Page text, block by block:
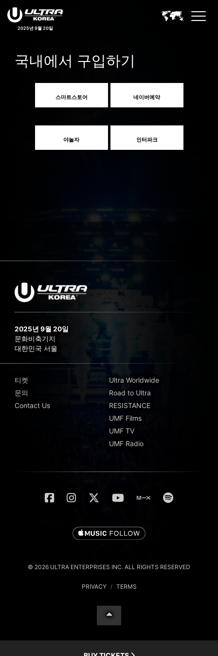
2025년 9월 20일
국내에서 구입하기
스마트스토어 네이버예약
야놀자 인터파크
2025년 9월 20일
문화비축기지
대한민국 서울
티켓
문의
Contact Us
Ultra Worldwide
Road to Ultra
RESISTANCE
UMF Films
UMF TV
UMF Radio
© 2026 ULTRA ENTERPRISES INC. ALL RIGHTS RESERVED
PRIVACY / TERMS